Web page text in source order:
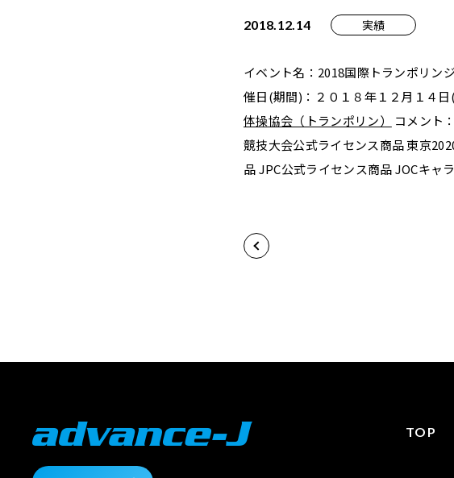
2018.12.14 実績
イベント名：2018国際トランポリン
催日(期間)：２０１８年１２月１４
体操協会（トランポリン）
コメント
競技大会公式ライセンス商品 東京
品 JPC公式ライセンス商品 JOCキャ
TOP